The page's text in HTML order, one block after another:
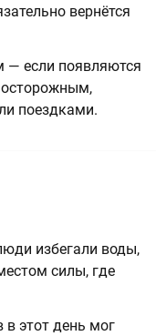
вернётся
— если появляются
поездками.
избегали воды,
силы, где
в этот день мог